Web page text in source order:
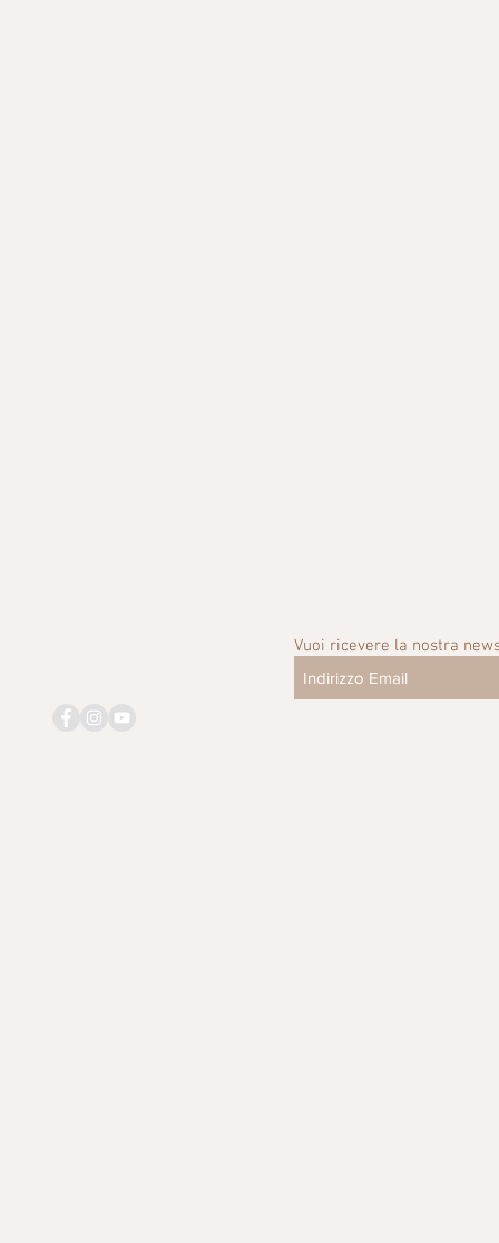
Vuoi ricevere la nostra